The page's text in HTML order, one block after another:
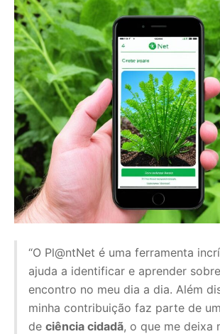
“O Pl@ntNet é uma ferramenta
ajuda a identificar e aprender
encontro no meu dia a dia. Além
minha contribuição faz parte de
de ciência cidadã, o que me deixa